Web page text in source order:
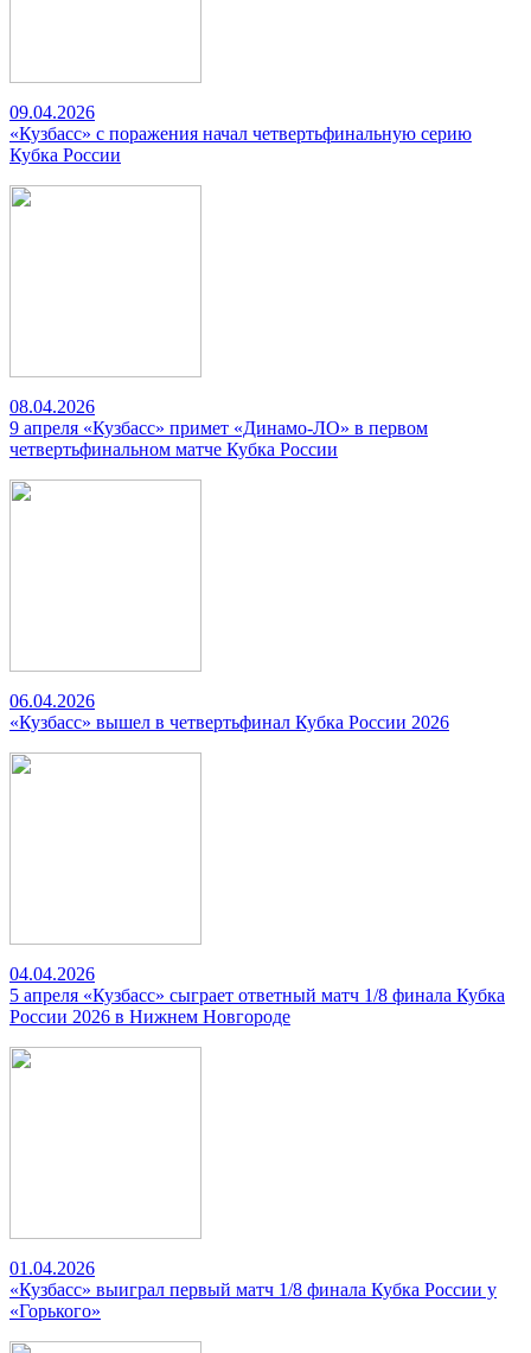
09.04.2026
«Кузбасс» с поражения начал четвертьфинальную серию
Кубка России
08.04.2026
9 апреля «Кузбасс» примет «Динамо-ЛО» в первом
четвертьфинальном матче Кубка России
06.04.2026
«Кузбасс» вышел в четвертьфинал Кубка России 2026
04.04.2026
5 апреля «Кузбасс» сыграет ответный матч 1/8 финала Кубка
России 2026 в Нижнем Новгороде
01.04.2026
«Кузбасс» выиграл первый матч 1/8 финала Кубка России у
«Горького»